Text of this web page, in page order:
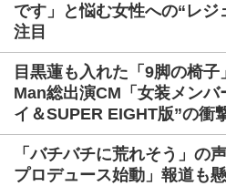
です」と悩む女性への“レ
注目
目黒蓮も入れた「9脚の椅
Man総出演CM「女装メンバ
イ＆SUPER EIGHT版”の衝
「バチバチに荒れそう」の
プロデュース始動」報道も